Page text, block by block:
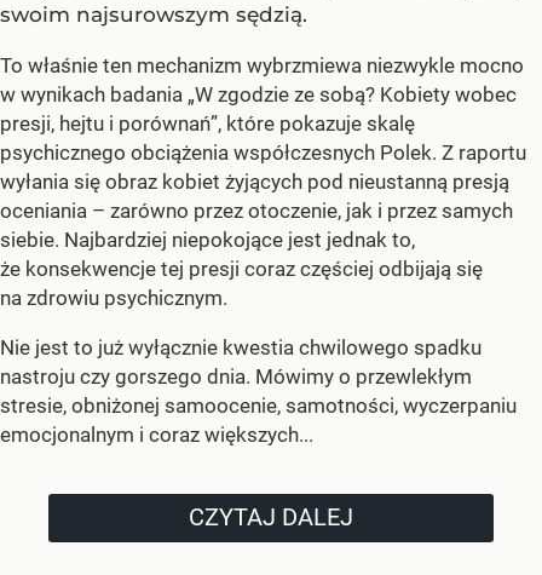
swoim najsurowszym sędzią.
To właśnie ten mechanizm wybrzmiewa niezwykle mocno
w wynikach badania „W zgodzie ze sobą? Kobiety wobec
presji, hejtu i porównań”, które pokazuje skalę
psychicznego obciążenia współczesnych Polek. Z raportu
wyłania się obraz kobiet żyjących pod nieustanną presją
oceniania – zarówno przez otoczenie, jak i przez samych
siebie. Najbardziej niepokojące jest jednak to,
że konsekwencje tej presji coraz częściej odbijają się
na zdrowiu psychicznym.
Nie jest to już wyłącznie kwestia chwilowego spadku
nastroju czy gorszego dnia. Mówimy o przewlekłym
stresie, obniżonej samoocenie, samotności, wyczerpaniu
emocjonalnym i coraz większych...
CZYTAJ DALEJ